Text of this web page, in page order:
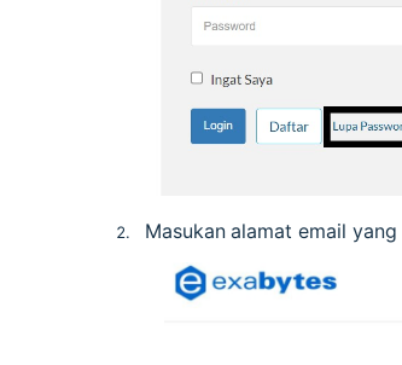
Masukan alamat email yang